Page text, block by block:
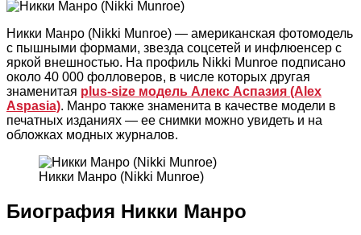
Никки Манро (Nikki Munroe) — американская фотомодель
с пышными формами, звезда соцсетей и инфлюенсер с
яркой внешностью. На профиль Nikki Munroe подписано
около 40 000 фолловеров, в числе которых другая
знаменитая plus-size модель Алекс Аспазия (Alex
Aspasia). Манро также знаменита в качестве модели в
печатных изданиях — ее снимки можно увидеть и на
обложках модных журналов.
Никки Манро (Nikki Munroe)
Биография Никки Манро